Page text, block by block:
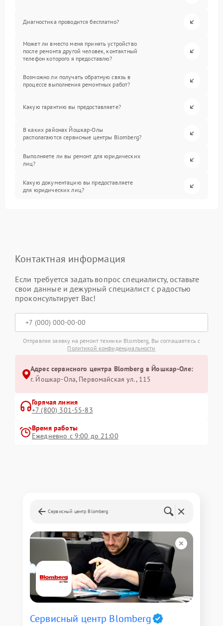
Диагностика проводится бесплатно?
Может ли вместо меня принять устройство
после ремонта другой человек, контактный
телефон которого я предоставлю?
Возможно ли получать обратную связь в
процессе выполнения ремонтных работ?
Какую гарантию вы предоставляете?
В каких районах Йошкар-Олы
располагаются сервисные центры Blomberg?
Выполняете ли вы ремонт для юридических
лиц?
Какую документацию вы предоставляете
для юридических лиц?
Контактная информация
Если требуется задать вопрос специалисту, оставьте
свои данные и дежурный специалист с радостью
проконсультирует Вас!
Отправляя заявку на ремонт техники Blomberg, Вы соглашаетесь с
Политикой конфиденциальности
Адрес сервисного центра Blomberg в Йошкар-Оле:
г. Йошкар-Ола, Первомайская ул., 115
Горячая линия
+7 (800) 301-55-83
Время работы
Ежедневно с 9:00 до 21:00
Сервисный центр Blomberg
Сервисный центр Blomberg